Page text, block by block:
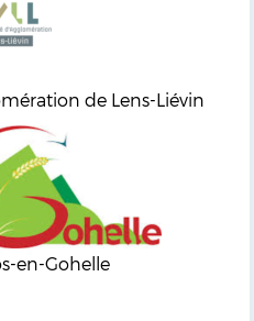
de Lens-Liévin
en-Gohelle